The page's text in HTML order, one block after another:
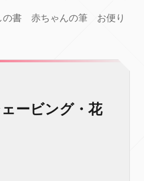
の書 赤ちゃんの筆 お便り
ービング・花